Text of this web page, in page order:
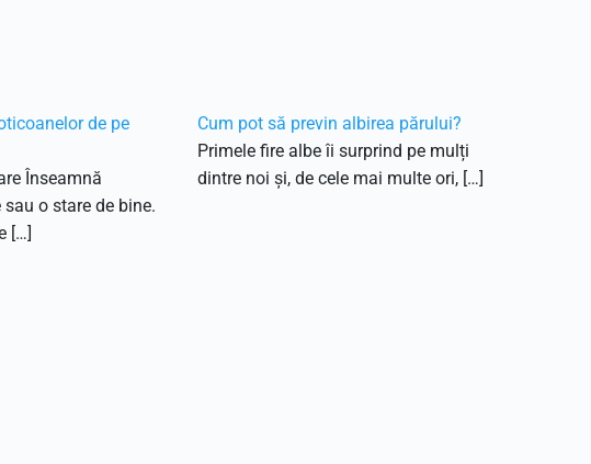
de pe
Înseamnă
o stare de bine.
[…]
Cum pot să previn albirea părului?
Primele fire albe îi surprind pe mulți
dintre noi și, de cele mai multe ori, […]